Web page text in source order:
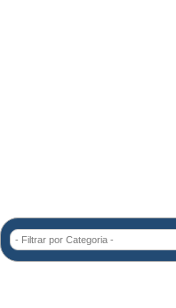
- Filtrar por Categoria -